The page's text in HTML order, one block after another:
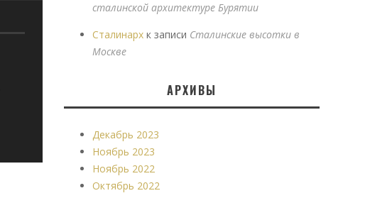
сталинской архитектуре Бурятии
Сталинарх к записи Сталинские высотки в
Москве
АРХИВЫ
Декабрь 2023
Ноябрь 2023
Ноябрь 2022
Октябрь 2022